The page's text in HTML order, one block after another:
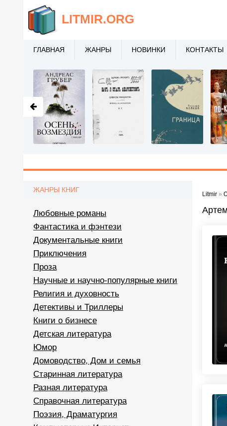
Litmir »
ЖАНРЫ КНИГ
Любовные романы
Фантастика и фэнтези
Документальные книги
Приключения
Проза
Научные и научно-популярные книги
Религия и духовность
Детективы и Триллеры
Книги о бизнесе
Детская литература
Юмор
Домоводство, Дом и семья
Старинная литература
Разная литература
Справочная литература
Поэзия, Драматургия
LITMIR.ORG
ГЛАВНАЯ ЖАНРЫ НОВИНКИ КОНТАКТЫ